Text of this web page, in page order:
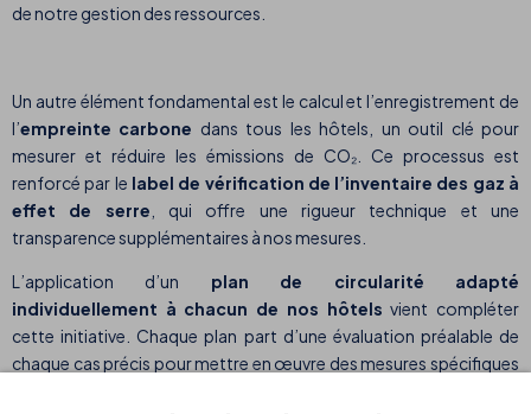
de notre gestion des ressources.
Un autre élément fondamental est le calcul et l’enregistrement de
l’empreinte carbone dans tous les hôtels, un outil clé pour
mesurer et réduire les émissions de CO₂. Ce processus est
renforcé par le label de vérification de l’inventaire des gaz à
effet de serre , qui offre une rigueur technique et une
transparence supplémentaires à nos mesures.
L’application d’un plan de circularité adapté
individuellement à chacun de nos hôtelsvient compléter
cette initiative. Chaque plan part d’une évaluation préalable de
chaque cas précis pour mettre en œuvre des mesures spécifiques